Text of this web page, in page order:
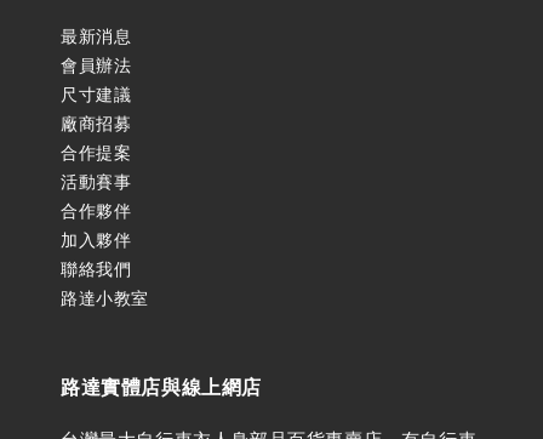
最新消息
會員辦法
尺寸建議
廠商招募
合作提案
活動賽事
合作夥伴
加入夥伴
聯絡我們
路達小教室
路達實體店與線上網店